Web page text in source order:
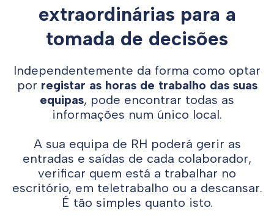
extraordinárias para a
tomada de decisões
Independentemente da forma como optar
por registar as horas de trabalho das suas
equipas, pode encontrar todas as
informações num único local.
A sua equipa de RH poderá gerir as
entradas e saídas de cada colaborador,
verificar quem está a trabalhar no
escritório, em teletrabalho ou a descansar.
É tão simples quanto isto.